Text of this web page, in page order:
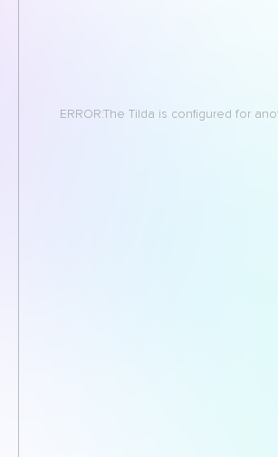
ERROR:The Tilda is configured for